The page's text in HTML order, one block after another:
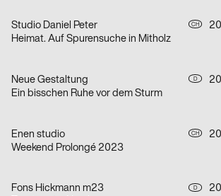
Studio Daniel Peter CH
Heimat. Auf Spurensuche in Mitholz
Neue Gestaltung D
Ein bisschen Ruhe vor dem Sturm
Enen studio CH
Weekend Prolongé 2023
Fons Hickmann m23 D